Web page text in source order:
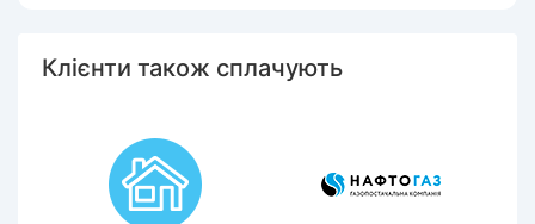
Клієнти також сплачують